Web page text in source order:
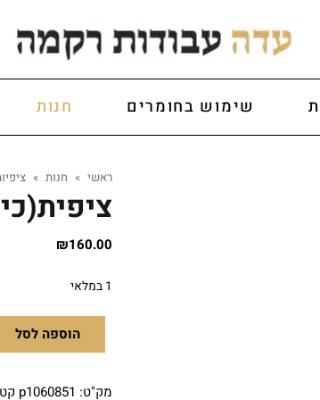
שימוש בחומרים חנות
ראשי » חנות »
₪160.00
1 במלאי
הוספה לסל
מק"ט: p1060851